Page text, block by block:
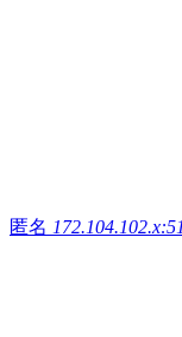
匿名